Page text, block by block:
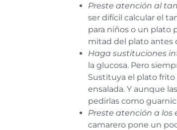
Preste atención al
ser difícil calcular el
para niños o un plato
mitad del plato antes
Haga sustituciones
la glucosa. Pero
Sustituya el plato frito
ensalada. Y aunque
pedirlas como
Preste atención a los
camarero pone un